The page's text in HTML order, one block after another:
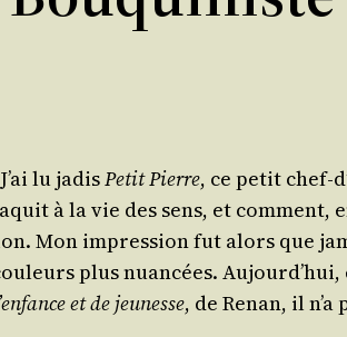
lu jadisPetit Pierre, ce petit
à la vie des sens, et com­ment,
Mon impres­sion fut alors que
plus nuan­cées.
et de jeu­nesse, de Renan, il